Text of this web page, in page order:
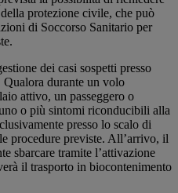
protezione civile, che può
di Soccorso Sanitario per
dei casi sospetti presso
durante un volo
attivo, un passeggero o
o più sintomi riconducibili alla
presso lo scalo di
procedure previste. All’arrivo, il
sbarcare tramite l’attivazione
il trasporto in biocontenimento